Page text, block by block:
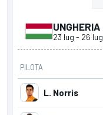
UNGHERIA
23 lug - 26 lug
PILOTA
L. Norris